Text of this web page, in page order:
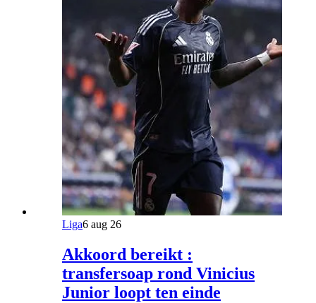
Liga6 aug 26
Akkoord bereikt :
transfersoap rond Vinicius
Junior loopt ten einde